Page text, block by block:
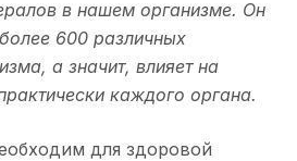
в нашем организме. Он
600 различных
а значит, влияет на
каждого органа.
для здоровой